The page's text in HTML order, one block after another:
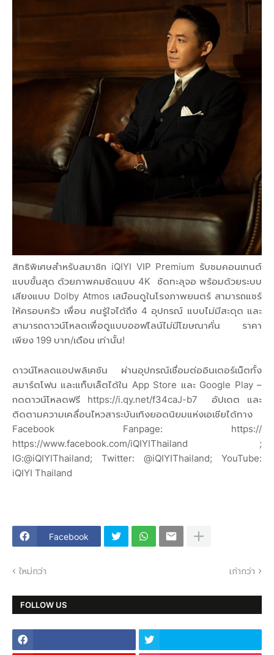
สิทธิพิเศษสำหรับสมาชิก iQIYI VIP Premium รับชมคอนเทนต์
แบบขั้นสุด ด้วยภาพคมชัดแบบ 4K ชัดทะลุจอ พร้อมด้วยระบบ
เสียงแบบ Dolby Atmos เสมือนดูในโรงภาพยนตร์ สามารถแชร์
ให้ครอบครัว เพื่อน คนรู้ใจได้ถึง 4 อุปกรณ์ แบบไม่มีสะดุด และ
สามารถดาวน์โหลดเพื่อดูแบบออฟไลน์ไม่มีโฆษณาคั่น ราคา
เพียง 199 บาท/เดือน เท่านั้น!
ดาวน์โหลดแอปพลิเคชัน ผ่านอุปกรณ์เชื่อมต่ออินเตอร์เน็ตทั้ง
สมาร์ตโฟน และแท็บเล็ตได้ใน App Store และ Google Play –
กดดาวน์โหลดฟรี https://i.qy.net/f34caJ-b7 อัปเดต และ
ติดตามความเคลื่อนไหวสาระบันเทิงยอดนิยมแห่งเอเชียได้ทาง
Facebook Fanpage: https://
https://www.facebook.com/iQIYIThailand ;
IG:@iQIYIThailand; Twitter: @iQIYIThailand; YouTube:
iQIYI Thailand
Facebook
ใหม่กว่า เก่ากว่า
FOLLOW US